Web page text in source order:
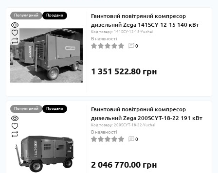
Популярний Продано
Гвинтовий повітряний компресор
дизельний Zega 141SCY-12-15 140 кВт
Код товару: 141SCY-12-15-Yuchai
В наявності
0
1 351 522.80 грн
Популярний Продано
Гвинтовий повітряний компресор
дизельний Zega 200SCYT-18-22 191 кВт
Код товару: 200SCYT-18-22-Yuchai
В наявності
0
2 046 770.00 грн